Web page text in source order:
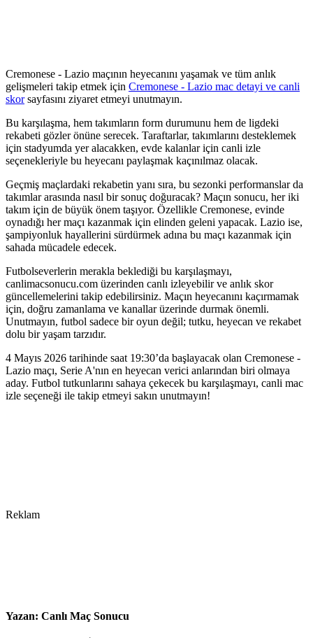
Cremonese - Lazio maçının heyecanını yaşamak ve tüm anlık
gelişmeleri takip etmek için Cremonese - Lazio mac detayi ve canli
skorsayfasını ziyaret etmeyi unutmayın.
Bu karşılaşma, hem takımların form durumunu hem de ligdeki
rekabeti gözler önüne serecek. Taraftarlar, takımlarını desteklemek
için stadyumda yer alacakken, evde kalanlar için canli izle
seçenekleriyle bu heyecanı paylaşmak kaçınılmaz olacak.
Geçmiş maçlardaki rekabetin yanı sıra, bu sezonki performanslar da
takımlar arasında nasıl bir sonuç doğuracak? Maçın sonucu, her iki
takım için de büyük önem taşıyor. Özellikle Cremonese, evinde
oynadığı her maçı kazanmak için elinden geleni yapacak. Lazio ise,
şampiyonluk hayallerini sürdürmek adına bu maçı kazanmak için
sahada mücadele edecek.
Futbolseverlerin merakla beklediği bu karşılaşmayı,
canlimacsonucu.com üzerinden canlı izleyebilir ve anlık skor
güncellemelerini takip edebilirsiniz. Maçın heyecanını kaçırmamak
için, doğru zamanlama ve kanallar üzerinde durmak önemli.
Unutmayın, futbol sadece bir oyun değil; tutku, heyecan ve rekabet
dolu bir yaşam tarzıdır.
4 Mayıs 2026 tarihinde saat 19:30’da başlayacak olan Cremonese -
Lazio maçı, Serie A'nın en heyecan verici anlarından biri olmaya
aday. Futbol tutkunlarını sahaya çekecek bu karşılaşmayı, canli mac
izle seçeneği ile takip etmeyi sakın unutmayın!
Reklam
Yazan: Canlı Maç Sonucu